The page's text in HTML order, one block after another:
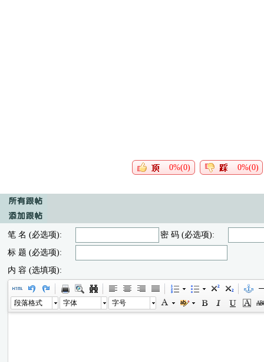
0%(0) 0%(0)
笔 名 (必选项):
密 码 (必选项):
标 题 (必选项):
内 容 (选填项):
段落格式 字体 字号